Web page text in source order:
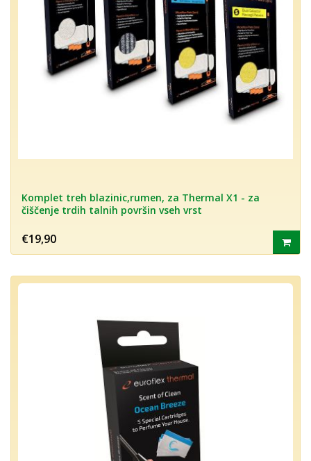
Komplet treh blazinic,rumen, za Thermal X1 - za
čiščenje trdih talnih površin vseh vrst
€19,90